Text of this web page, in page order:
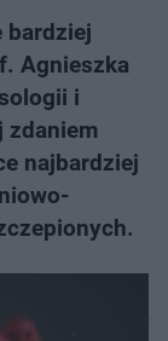
bardziej
Agnieszka
i
zdaniem
najbardziej